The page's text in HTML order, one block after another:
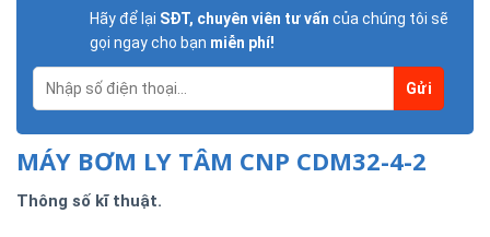
Hãy để lại SĐT, chuyên viên tư vấn của chúng tôi sẽ
gọi ngay cho bạn miễn phí!
MÁY BƠM LY TÂM CNP CDM32-4-2
Thông số kĩ thuật.